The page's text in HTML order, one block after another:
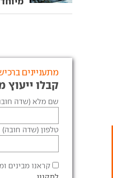
מתעניינים
קבלו ייעוץ
שם מלא (שדה
טלפון (שדה חובה)
קראנו מבינים